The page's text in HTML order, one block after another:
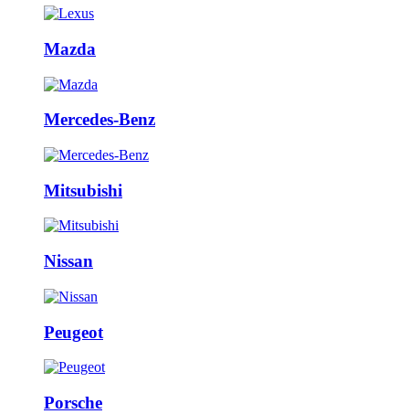
Mazda
Mercedes-Benz
Mitsubishi
Nissan
Peugeot
Porsche